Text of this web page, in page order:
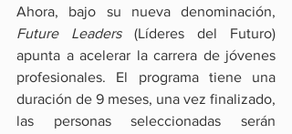
Future Leaders (Líderes del Futuro)
apunta a acelerar la carrera de jóvenes
profesionales. El programa tiene una
duración de 9 meses, una vez finalizado,
las personas seleccionadas serán